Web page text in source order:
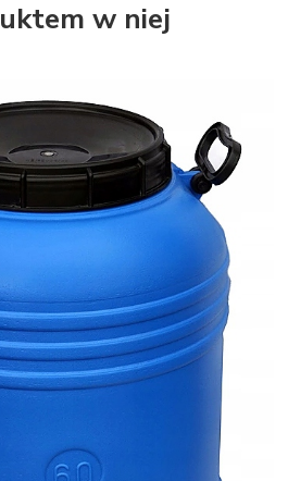
w niej